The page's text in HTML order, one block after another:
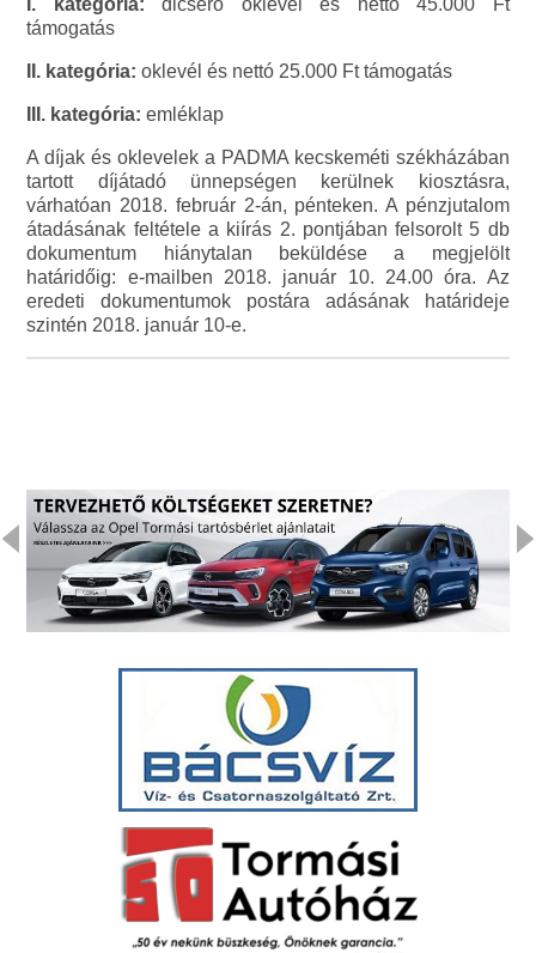
I. kategória: dicsérő oklevél és nettó 45.000 Ft
támogatás
II. kategória: oklevél és nettó 25.000 Ft támogatás
III. kategória: emléklap
A díjak és oklevelek a PADMA kecskeméti székházában
tartott díjátadó ünnepségen kerülnek kiosztásra,
várhatóan 2018. február 2-án, pénteken. A pénzjutalom
átadásának feltétele a kiírás 2. pontjában felsorolt 5 db
dokumentum hiánytalan beküldése a megjelölt
határidőig: e-mailben 2018. január 10. 24.00 óra. Az
eredeti dokumentumok postára adásának határideje
szintén 2018. január 10-e.